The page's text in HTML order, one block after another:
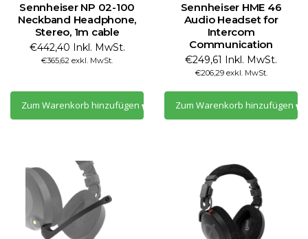
Sennheiser NP 02-100
Neckband Headphone,
Stereo, 1m cable
€442,40 Inkl. MwSt.
€365,62 exkl. MwSt.
Zum Warenkorb hinzufügen
Sennheiser HME 46
Audio Headset for
Intercom
Communication
€249,61 Inkl. MwSt.
€206,29 exkl. MwSt.
Zum Warenkorb hinzufügen